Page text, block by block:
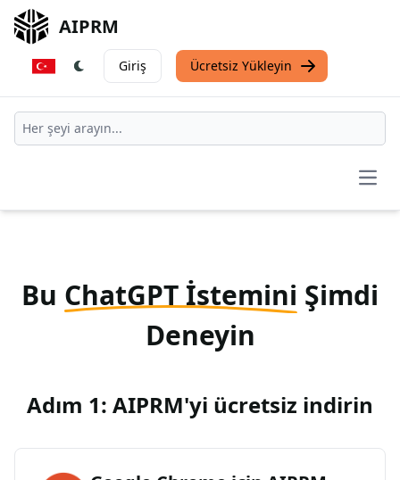
AIPRM
Giriş Ücretsiz Yükleyin
Bu ChatGPT İstemini Şimdi
Deneyin
Adım 1: AIPRM'yi ücretsiz indirin